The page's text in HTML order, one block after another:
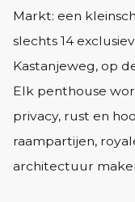
Markt: een
slechts 14
Kastanjeweg, op
Elk penthouse
privacy, rust en
raampartijen,
architectuur